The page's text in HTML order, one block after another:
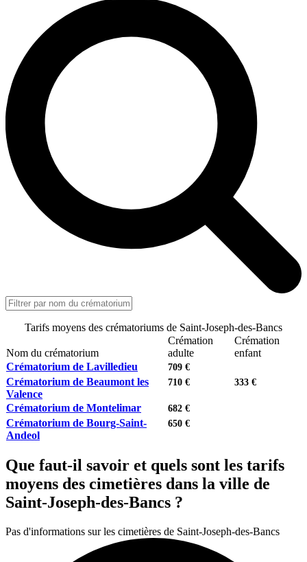
Tarifs moyens des crématoriums de Saint-Joseph-des-Bancs
Nom du crématorium
Crémation
adulte
Crémation
enfant
Crématorium de Lavilledieu
709 €
Crématorium de Beaumont les
Valence
710 € 333 €
Crématorium de Montelimar 682 €
Crématorium de Bourg-Saint-
Andeol
650 €
Que faut-il savoir et quels sont les tarifs
moyens des cimetières dans la ville de
Saint-Joseph-des-Bancs ?
Pas d'informations sur les cimetières de Saint-Joseph-des-Bancs